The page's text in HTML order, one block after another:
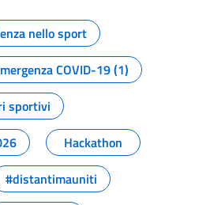
della pagina
nello sport
COVID-19 (1)
sportivi
Hackathon
#distantimauniti